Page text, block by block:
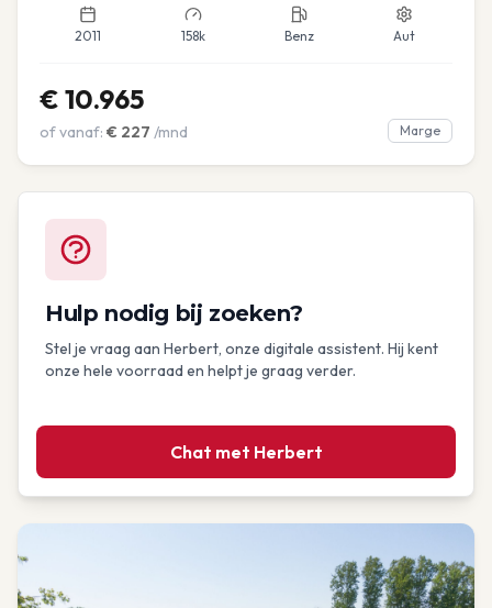
2011 158k Benz Aut
€ 10.965
of vanaf: € 227 /mnd Marge
Hulp nodig bij zoeken?
Stel je vraag aan Herbert, onze digitale assistent. Hij kent
onze hele voorraad en helpt je graag verder.
Chat met Herbert